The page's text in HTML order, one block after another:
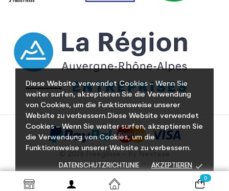
Diese Website verwendet Cookies – Wenn Sie
weiter surfen, akzeptieren Sie die Verwendung
von Cookies, um die Funktionsweise unserer
Website zu verbessern.Diese Website verwendet
Cookies – Wenn Sie weiter surfen, akzeptieren Sie
die Verwendung von Cookies, um die
Funktionsweise unserer Website zu verbessern.
DATENSCHUTZRICHTLINIE AKZEPTIEREN done
0